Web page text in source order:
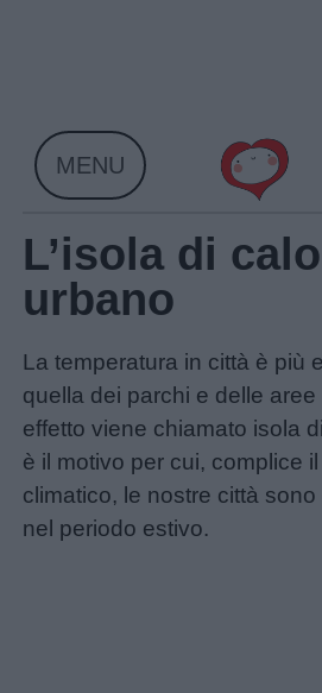
Home
MENU
L’isola di
urbano
La temperatura in città è più
quella dei parchi e delle aree
effetto viene chiamato isola
è il motivo per cui, complice
climatico, le nostre città
nel periodo estivo.